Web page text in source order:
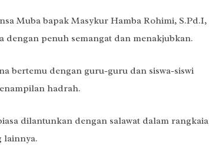
Muba bapak Masykur Hamba Rohimi, S.Pd.I,
dengan penuh semangat dan menakjubkan.
bertemu dengan guru-guru dan siswa-siswi
hadrah.
dilantunkan dengan salawat dalam
lainnya.